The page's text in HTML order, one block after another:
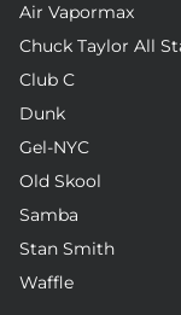
Air Vapormax
Chuck Taylor All
Club C
Dunk
Gel-NYC
Old Skool
Samba
Stan Smith
Waffle